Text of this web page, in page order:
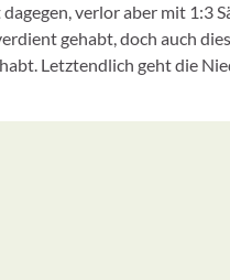
verlor aber mit 1:3
gehabt, doch auch
Letztendlich geht die